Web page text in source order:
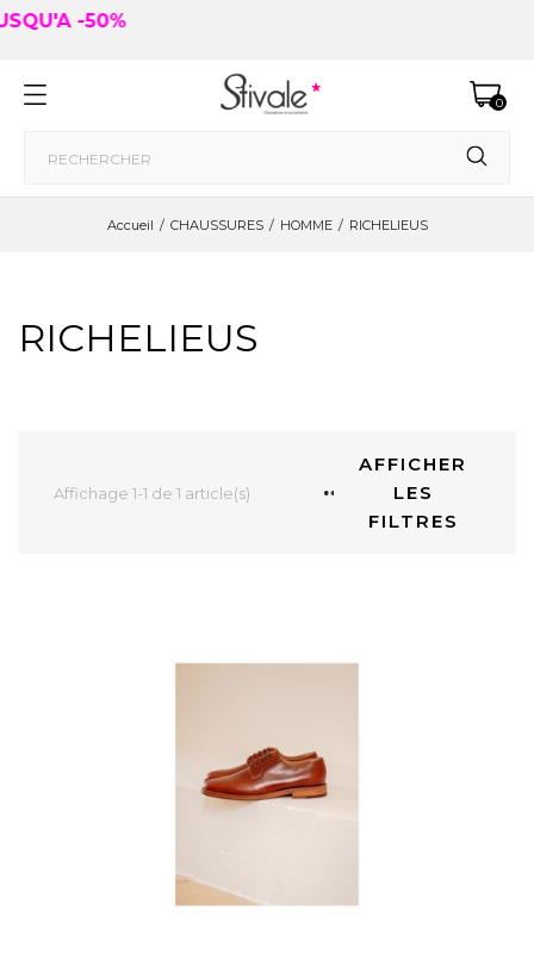
DANS "BONS PLANS" JUSQU'A -50%
0
Accueil CHAUSSURES HOMME RICHELIEUS
RICHELIEUS
AFFICHER
LES
FILTRES
Affichage 1-1 de 1 article(s)